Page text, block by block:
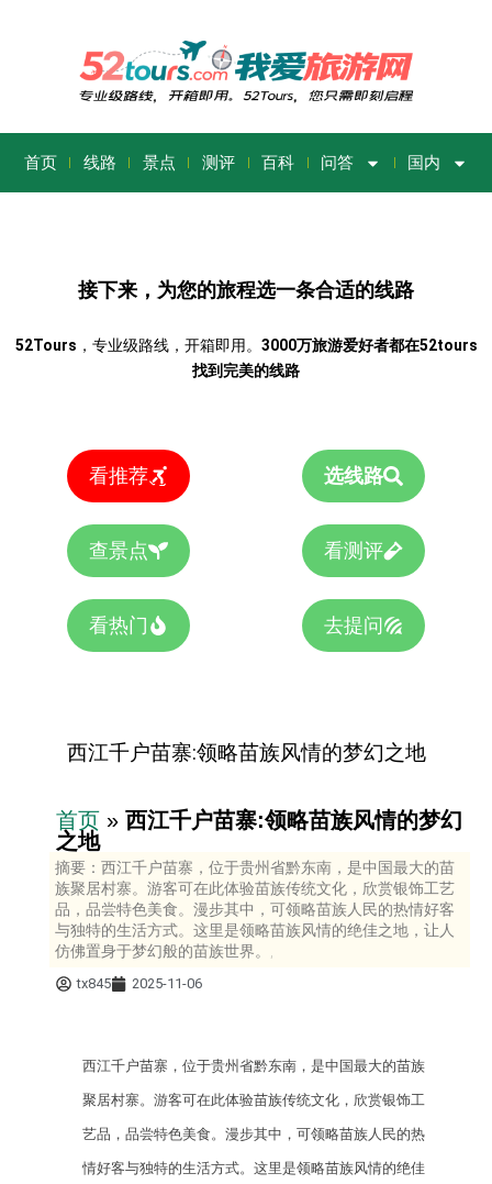
首页 线路 景点 测评 百科 问答 国内
接下来，为您的旅程选一条合适的线路
52Tours ，专业级路线，开箱即用。 3000万旅游爱好者都在52tours
找到完美的线路
看推荐 选线路
查景点 看测评
看热门 去提问
西江千户苗寨:领略苗族风情的梦幻之地
首页 » 西江千户苗寨:领略苗族风情的梦幻
之地
摘要：西江千户苗寨，位于贵州省黔东南，是中国最大的苗
族聚居村寨。游客可在此体验苗族传统文化，欣赏银饰工艺
品，品尝特色美食。漫步其中，可领略苗族人民的热情好客
与独特的生活方式。这里是领略苗族风情的绝佳之地，让人
仿佛置身于梦幻般的苗族世界。,
tx845 2025-11-06
西江千户苗寨，位于贵州省黔东南 ，是中国最大的苗族
聚居村寨。游客可在此体验苗族传统文化，欣赏银饰工
艺品，品尝特色美食。漫步其中，可领略苗族人民的热
情好客与独特的生活方式。这里是领略苗族风情的绝佳